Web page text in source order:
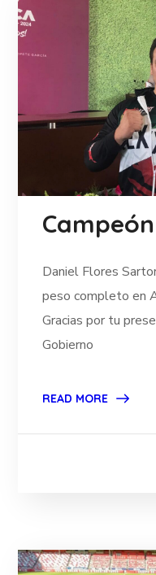
Daniel Flores
peso completo en
Gracias por tu
Gobierno
READ MORE